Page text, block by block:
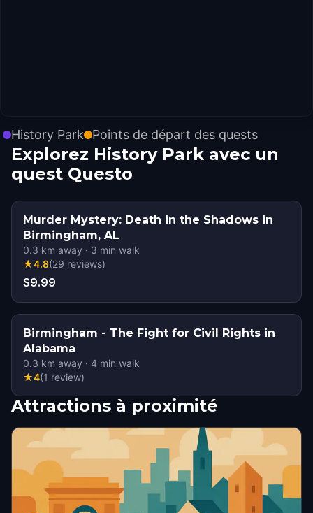
History Park Points de départ des quests
Explorez History Park avec un
quest Questo
Murder Mystery: Death in the Shadows in
Birmingham, AL
0.3 km away · 3 min walk
★4.8(29 reviews)
$9.99
Birmingham - The Fight for Civil Rights in
Alabama
0.3 km away · 4 min walk
★4(1 review)
Attractions à proximité